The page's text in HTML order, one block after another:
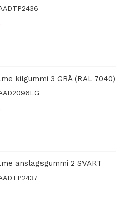
kilgummi 3 GRÅ (RAL 7040)
anslagsgummi 2 SVART